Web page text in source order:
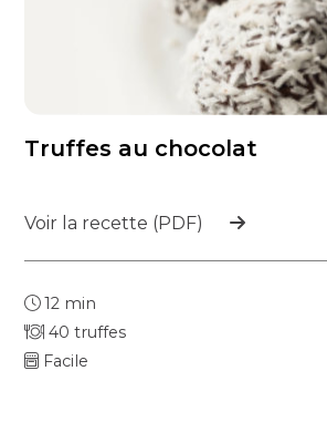
Truffes au chocolat
Voir la recette (PDF)
12 min
40 truffes
Facile